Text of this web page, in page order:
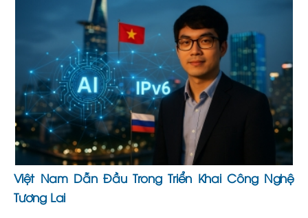
Việt Nam Dẫn Đầu Trong Triển Khai Công Nghệ
Tương Lai